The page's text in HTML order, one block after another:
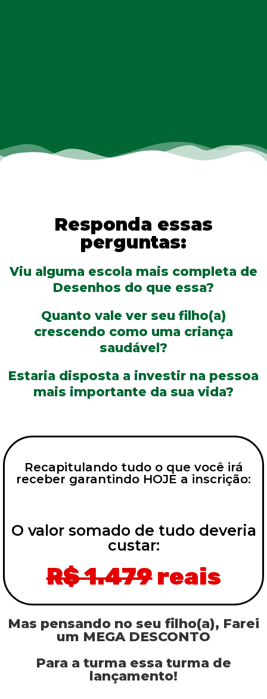
Responda essas
perguntas:
Viu alguma escola mais completa de
Desenhos do que essa?
Quanto vale ver seu filho(a)
crescendo como uma criança
saudável?
Estaria disposta a investir na pessoa
mais importante da sua vida?
Recapitulando tudo o que você irá
receber garantindo HOJE a inscrição:
O valor somado de tudo deveria
custar:
R$ 1.479reais
Mas pensando no seu filho(a), Farei
um MEGA DESCONTO
Para a turma essa turma de
lançamento!